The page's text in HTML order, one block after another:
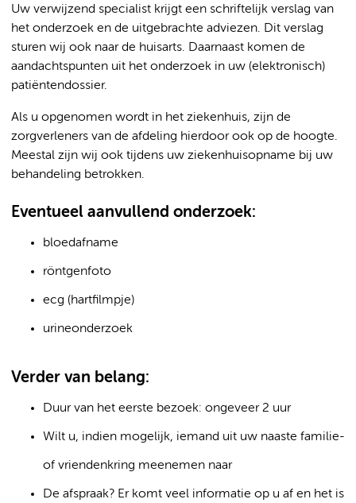
Uw verwijzend specialist krijgt een schriftelijk verslag van
het onderzoek en de uitgebrachte adviezen. Dit verslag
sturen wij ook naar de huisarts. Daarnaast komen de
aandachtspunten uit het onderzoek in uw (elektronisch)
patiëntendossier.
Als u opgenomen wordt in het ziekenhuis, zijn de
zorgverleners van de afdeling hierdoor ook op de hoogte.
Meestal zijn wij ook tijdens uw ziekenhuisopname bij uw
behandeling betrokken.
Eventueel aanvullend onderzoek:
bloedafname
röntgenfoto
ecg (hartfilmpje)
urineonderzoek
Verder van belang:
Duur van het eerste bezoek: ongeveer 2 uur
Wilt u, indien mogelijk, iemand uit uw naaste familie-
of vriendenkring meenemen naar
De afspraak? Er komt veel informatie op u af en het is